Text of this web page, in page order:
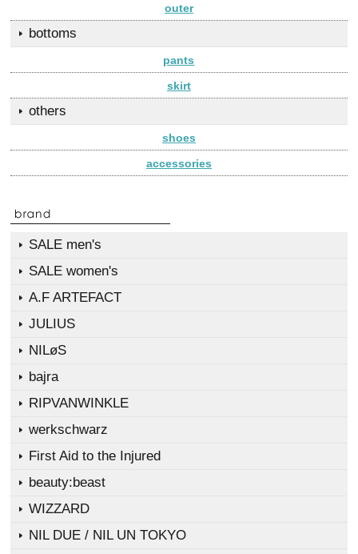
outer
bottoms
pants
skirt
others
shoes
accessories
SALE men's
SALE women's
A.F ARTEFACT
JULIUS
NILøS
bajra
RIPVANWINKLE
werkschwarz
First Aid to the Injured
beauty:beast
WIZZARD
NIL DUE / NIL UN TOKYO